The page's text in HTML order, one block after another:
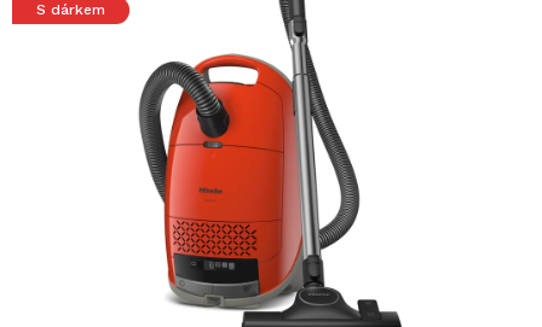
0,0S dárkem